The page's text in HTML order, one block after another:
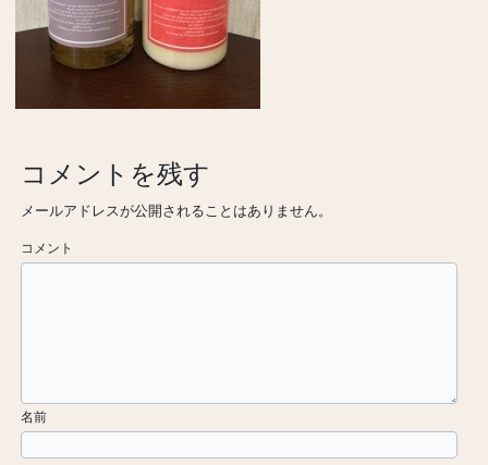
コメントを残す
メールアドレスが公開されることはありません。
コメント
名前